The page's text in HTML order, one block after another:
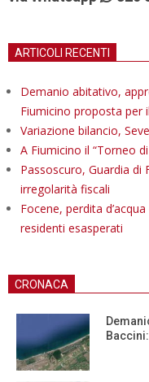
ARTICOLI RECENTI
Demanio abitativo,
Fiumicino proposta per
Variazione bilancio,
A Fiumicino il “Torneo
Passoscuro, Guardia di
irregolarità fiscali
Focene, perdita
residenti esasperati
CRONACA